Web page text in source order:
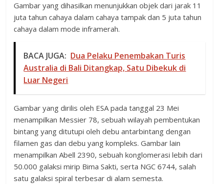
Gambar yang dihasilkan menunjukkan objek dari jarak 11
juta tahun cahaya dalam cahaya tampak dan 5 juta tahun
cahaya dalam mode inframerah.
BACA JUGA: Dua Pelaku Penembakan Turis
Australia di Bali Ditangkap, Satu Dibekuk di
Luar Negeri
Gambar yang dirilis oleh ESA pada tanggal 23 Mei
menampilkan Messier 78, sebuah wilayah pembentukan
bintang yang ditutupi oleh debu antarbintang dengan
filamen gas dan debu yang kompleks. Gambar lain
menampilkan Abell 2390, sebuah konglomerasi lebih dari
50.000 galaksi mirip Bima Sakti, serta NGC 6744, salah
satu galaksi spiral terbesar di alam semesta.